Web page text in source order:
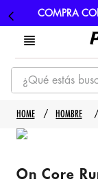
COMPRA
¿Qué estás buscando?
TÉRMINOS MÁS
1
3. nike
HOMBRE
On Core